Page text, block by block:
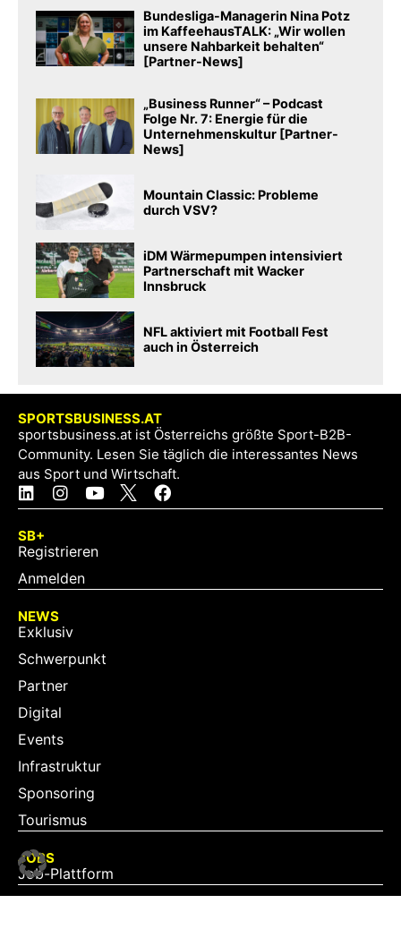
Bundesliga-Managerin Nina Potz
im KaffeehausTALK: „Wir wollen
unsere Nahbarkeit behalten“
[Partner-News]
„Business Runner“ – Podcast
Folge Nr. 7: Energie für die
Unternehmenskultur [Partner-
News]
Mountain Classic: Probleme
durch VSV?
iDM Wärmepumpen intensiviert
Partnerschaft mit Wacker
Innsbruck
NFL aktiviert mit Football Fest
auch in Österreich
SPORTSBUSINESS.AT
sportsbusiness.at ist Österreichs größte Sport-B2B-
Community. Lesen Sie täglich die interessantes News
aus Sport und Wirtschaft.
SB+
Registrieren
Anmelden
NEWS
Exklusiv
Schwerpunkt
Partner
Digital
Events
Infrastruktur
Sponsoring
Tourismus
JOBS
Job-Plattform